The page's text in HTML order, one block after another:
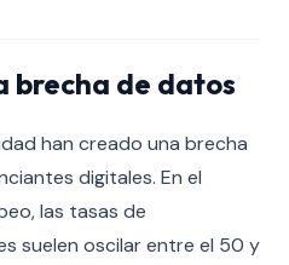
brecha de datos
han creado una brecha
digitales. En el
las tasas de
suelen oscilar entre el 50 y